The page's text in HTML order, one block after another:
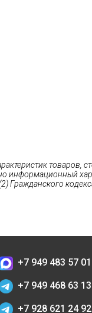
товаров,
информационный
Гражданского
+7 949 483 57
+7 949 468 63
+7 928 621 24